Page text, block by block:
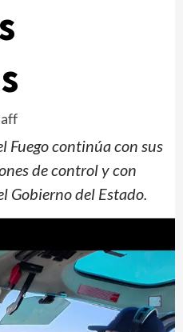
Fuego continúa con sus
de control y con
Gobierno del Estado.